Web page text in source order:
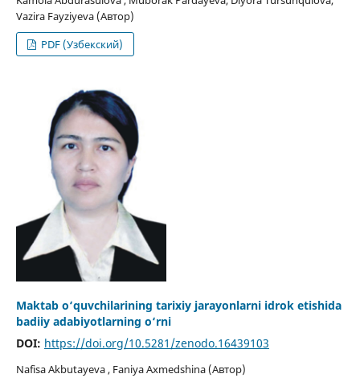
Vazira Fayziyeva (Автор)
PDF (Узбекский)
Maktab o‘quvchilarining tarixiy jarayonlarni idrok etishida
badiiy adabiyotlarning o‘rni
DOI: https://doi.org/10.5281/zenodo.16439103
Nafisa Akbutayeva , Faniya Axmedshina (Автор)